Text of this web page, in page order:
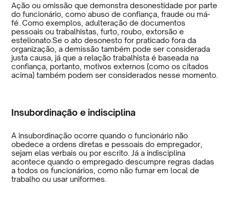
Ação ou omissão que demonstra desonestidade por parte
do funcionário, como abuso de confiança, fraude ou má-
fé. Como exemplos, adulteração de documentos
pessoais ou trabalhistas, furto, roubo, extorsão e
estelionato.Se o ato desonesto for praticado fora da
organização, a demissão também pode ser considerada
justa causa, já que a relação trabalhista é baseada na
confiança, portanto, motivos externos (como os citados
acima) também podem ser considerados nesse momento.
Insubordinação e indisciplina
A insubordinação ocorre quando o funcionário não
obedece a ordens diretas e pessoais do empregador,
sejam elas verbais ou por escrito. Já a indisciplina
acontece quando o empregado descumpre regras dadas
a todos os funcionários, como não fumar em local de
trabalho ou usar uniformes.